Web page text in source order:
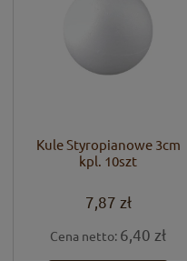
Kule Styropianowe 3cm
kpl. 10szt
7,87 zł
Cena netto: 6,40 zł